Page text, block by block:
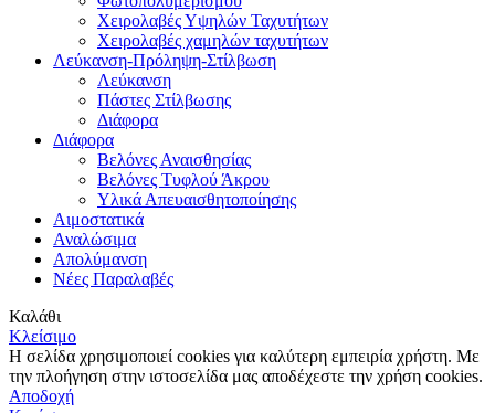
Χειρολαβές Υψηλών Ταχυτήτων
Χειρολαβές χαμηλών ταχυτήτων
Λεύκανση-Πρόληψη-Στίλβωση
Λεύκανση
Πάστες Στίλβωσης
Διάφορα
Διάφορα
Βελόνες Αναισθησίας
Βελόνες Τυφλού Άκρου
Υλικά Απευαισθητοποίησης
Αιμοστατικά
Αναλώσιμα
Απολύμανση
Νέες Παραλαβές
Καλάθι
Κλείσιμο
Η σελίδα χρησιμοποιεί cookies για καλύτερη εμπειρία χρήστη. Με
την πλοήγηση στην ιστοσελίδα μας αποδέχεστε την χρήση cookies.
Αποδοχή